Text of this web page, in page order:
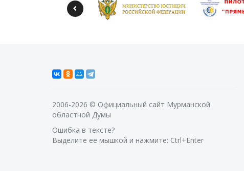
2006-2026 © Официальный сайт Мурманской
областной Думы
Ошибка в тексте?
Выделите ее мышкой и нажмите: Ctrl+Enter